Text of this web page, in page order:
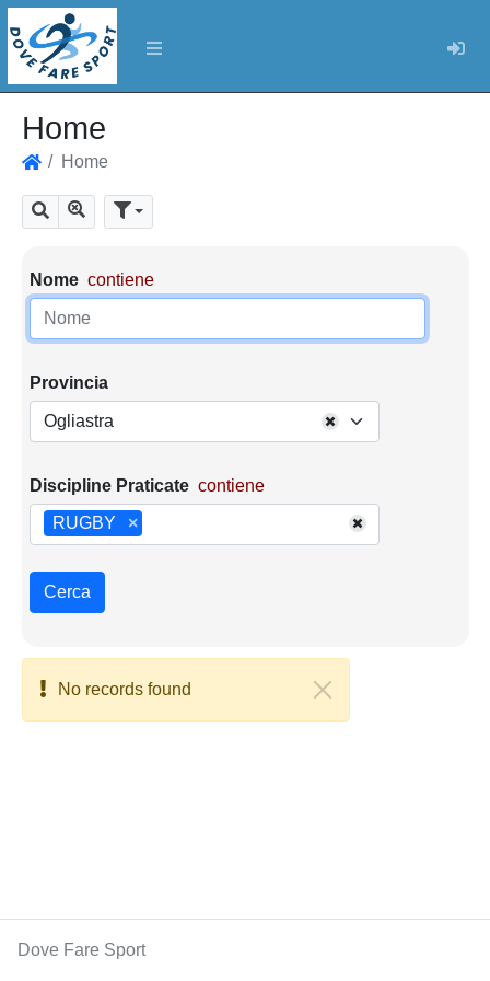
Home
Home
Cerca Mostra tutti i risultati
Parametri di ricerca
Nome contiene
Provincia
Ogliastra
Discipline Praticate contiene
×
RUGBY
Cerca
No records found
Dove Fare Sport